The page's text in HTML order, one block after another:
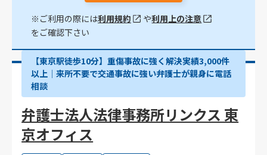
※ご利用の際には利用規約 や利用上の注意
をご確認下さい
【東京駅徒歩10分】重傷事故に強く解決実績3,000件
以上│来所不要で交通事故に強い弁護士が親身に電話
相談
弁護士法人法律事務所リンクス 東
京オフィス